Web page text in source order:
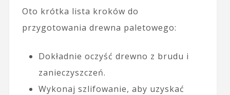
Oto krótka lista kroków do
przygotowania drewna paletowego:
Dokładnie oczyść drewno z brudu i
zanieczyszczeń.
Wykonaj szlifowanie, aby uzyskać